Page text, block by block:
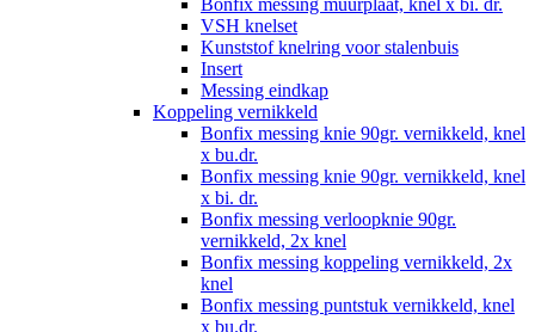
Bonfix messing muurplaat, knel x bi. dr.
VSH knelset
Kunststof knelring voor stalenbuis
Insert
Messing eindkap
Koppeling vernikkeld
Bonfix messing knie 90gr. vernikkeld, knel
x bu.dr.
Bonfix messing knie 90gr. vernikkeld, knel
x bi. dr.
Bonfix messing verloopknie 90gr.
vernikkeld, 2x knel
Bonfix messing koppeling vernikkeld, 2x
knel
Bonfix messing puntstuk vernikkeld, knel
x bu.dr.